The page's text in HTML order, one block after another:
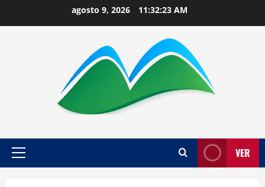
agosto 9, 2026 11:32:24 AM
Menú
VER